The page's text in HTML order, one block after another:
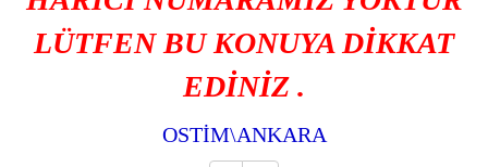
LÜTFEN BU KONUYA DİKKAT
EDİNİZ .
OSTİM\ANKARA